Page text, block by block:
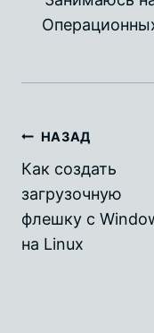
Навигация
по
записям
НАЗАД
Как создать
загрузочную
флешку с
на Linux